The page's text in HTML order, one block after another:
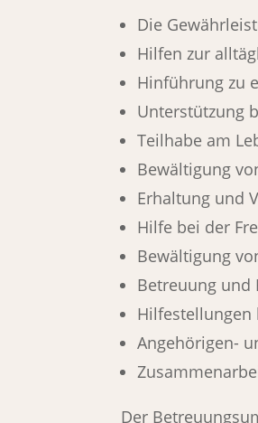
Die
Hilfen zur
Hinführung zu
Unterstützung
Teilhabe am
Bewältigung
Erhaltung und
Hilfe bei der
Bewältigung
Betreuung und
Hilfestellungen
Angehörigen-
Der